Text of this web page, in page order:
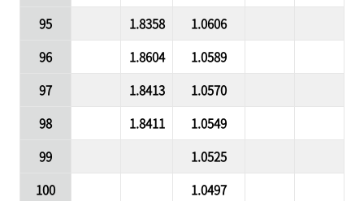
95
1.8358
1.0606
96
1.8604
1.0589
97
1.8413
1.0570
98
1.8411
1.0549
99
1.0525
100
1.0497